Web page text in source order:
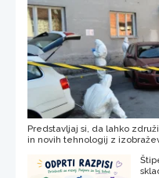
Predstavljaj si, da lahko
in novih tehnologij z